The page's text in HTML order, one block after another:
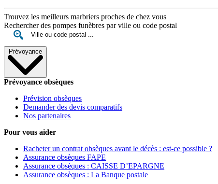
Trouvez les meilleurs marbriers proches de chez vous
Rechercher des pompes funèbres par ville ou code postal
Prévoyance
Prévoyance obsèques
Prévision obsèques
Demander des devis comparatifs
Nos partenaires
Pour vous aider
Racheter un contrat obsèques avant le décès : est-ce possible ?
Assurance obsèques FAPE
Assurance obsèques : CAISSE D’EPARGNE
Assurance obsèques : La Banque postale